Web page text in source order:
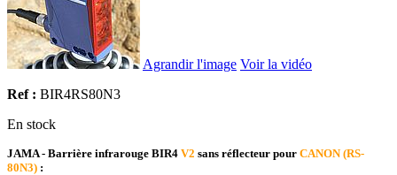
Agrandir l'image Voir la vidéo
Ref : BIR4RS80N3
En stock
JAMA - Barrière infrarouge BIR4 V2 sans réflecteur pour CANON (RS-
80N3) :